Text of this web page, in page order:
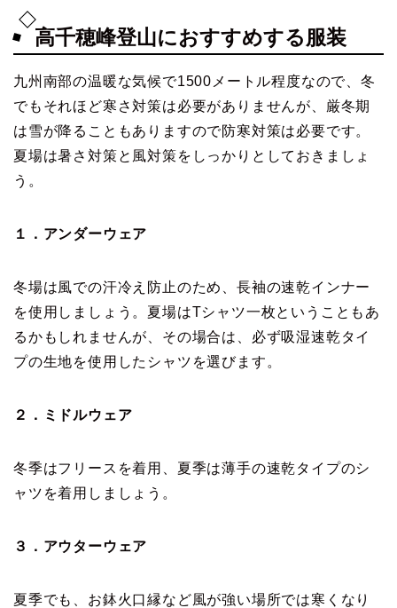
高千穂峰登山におすすめする服装
九州南部の温暖な気候で1500メートル程度なので、冬
でもそれほど寒さ対策は必要がありませんが、厳冬期
は雪が降ることもありますので防寒対策は必要です。
夏場は暑さ対策と風対策をしっかりとしておきましょ
う。
１．アンダーウェア
冬場は風での汗冷え防止のため、長袖の速乾インナー
を使用しましょう。夏場はTシャツ一枚ということもあ
るかもしれませんが、その場合は、必ず吸湿速乾タイ
プの生地を使用したシャツを選びます。
２．ミドルウェア
冬季はフリースを着用、夏季は薄手の速乾タイプのシ
ャツを着用しましょう。
３．アウターウェア
夏季でも、お鉢火口縁など風が強い場所では寒くなり